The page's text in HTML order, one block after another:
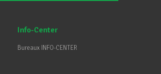
Info-Center
Bureaux INFO-CENTER